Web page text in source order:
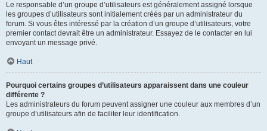
Le responsable d’un groupe d’utilisateurs est généralement assigné lorsque
les groupes d’utilisateurs sont initialement créés par un administrateur du
forum. Si vous êtes intéressé par la création d’un groupe d’utilisateurs, votre
premier contact devrait être un administrateur. Essayez de le contacter en lui
envoyant un message privé.
Haut
Pourquoi certains groupes d’utilisateurs apparaissent dans une couleur
différente ?
Les administrateurs du forum peuvent assigner une couleur aux membres d’un
groupe d’utilisateurs afin de faciliter leur identification.